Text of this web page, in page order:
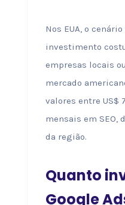
Nos EUA, o
investimento
empresas locais
mercado
valores entre US$
mensais em SEO,
da região.
Quanto
Google